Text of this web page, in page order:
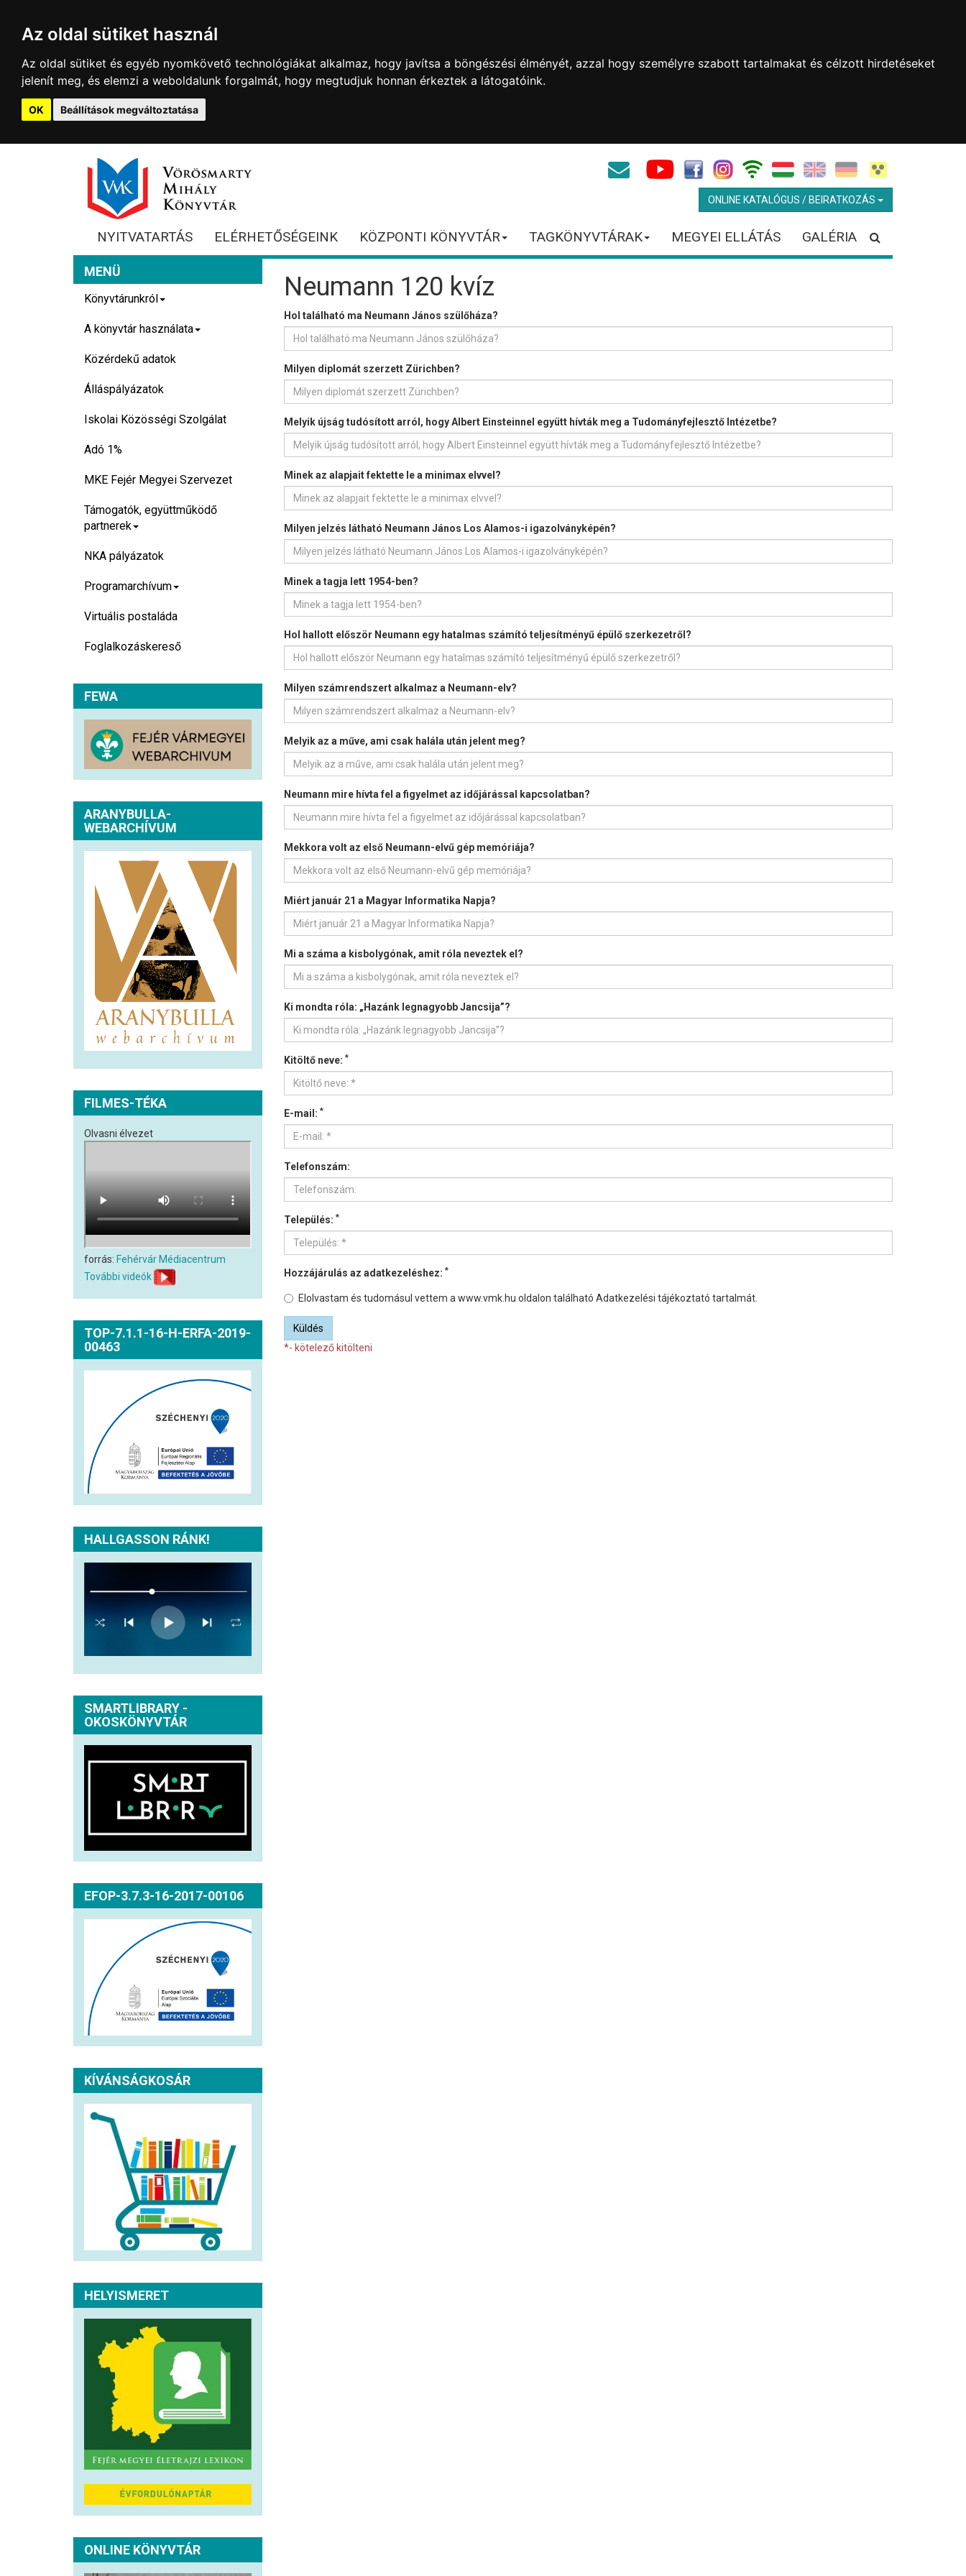
Az oldal sütiket használ
Az oldal sütiket és egyéb nyomkövető technológiákat alkalmaz, hogy javítsa a böngészési élményét, azzal hogy személyre szabott tartalmakat és célzott hirdetéseket
jelenít meg, és elemzi a weboldalunk forgalmát, hogy megtudjuk honnan érkeztek a látogatóink.
OK Beállítások megváltoztatása
ONLINE KATALÓGUS / BEIRATKOZÁS
NYITVATARTÁS ELÉRHETŐSÉGEINK KÖZPONTI KÖNYVTÁR TAGKÖNYVTÁRAK MEGYEI ELLÁTÁS GALÉRIA
Neumann 120 kvíz
Hol található ma Neumann János szülőháza?
Milyen diplomát szerzett Zürichben?
Melyik újság tudósított arról, hogy Albert Einsteinnel együtt hívták meg a Tudományfejlesztő Intézetbe?
Minek az alapjait fektette le a minimax elvvel?
Milyen jelzés látható Neumann János Los Alamos-i igazolványképén?
Minek a tagja lett 1954-ben?
Hol hallott először Neumann egy hatalmas számító teljesítményű épülő szerkezetről?
Milyen számrendszert alkalmaz a Neumann-elv?
Melyik az a műve, ami csak halála után jelent meg?
Neumann mire hívta fel a figyelmet az időjárással kapcsolatban?
Mekkora volt az első Neumann-elvű gép memóriája?
Miért január 21 a Magyar Informatika Napja?
Mi a száma a kisbolygónak, amit róla neveztek el?
Ki mondta róla: „Hazánk legnagyobb Jancsija”?
Kitöltő neve: *
E-mail: *
Telefonszám:
Település: *
Hozzájárulás az adatkezeléshez: *
Elolvastam és tudomásul vettem a www.vmk.hu oldalon található Adatkezelési tájékoztató tartalmát.
Küldés
*- kötelező kitölteni
MENÜ
Könyvtárunkról
A könyvtár használata
Közérdekű adatok
Álláspályázatok
Iskolai Közösségi Szolgálat
Adó 1%
MKE Fejér Megyei Szervezet
Támogatók, együttműködő
partnerek
NKA pályázatok
Programarchívum
Virtuális postaláda
Foglalkozáskereső
FEWA
ARANYBULLA-
WEBARCHÍVUM
FILMES-TÉKA
Olvasni élvezet
forrás: Fehérvár Médiacentrum
További videók
TOP-7.1.1-16-H-ERFA-2019-
00463
HALLGASSON RÁNK!
SMARTLIBRARY -
OKOSKÖNYVTÁR
EFOP-3.7.3-16-2017-00106
KÍVÁNSÁGKOSÁR
HELYISMERET
ONLINE KÖNYVTÁR